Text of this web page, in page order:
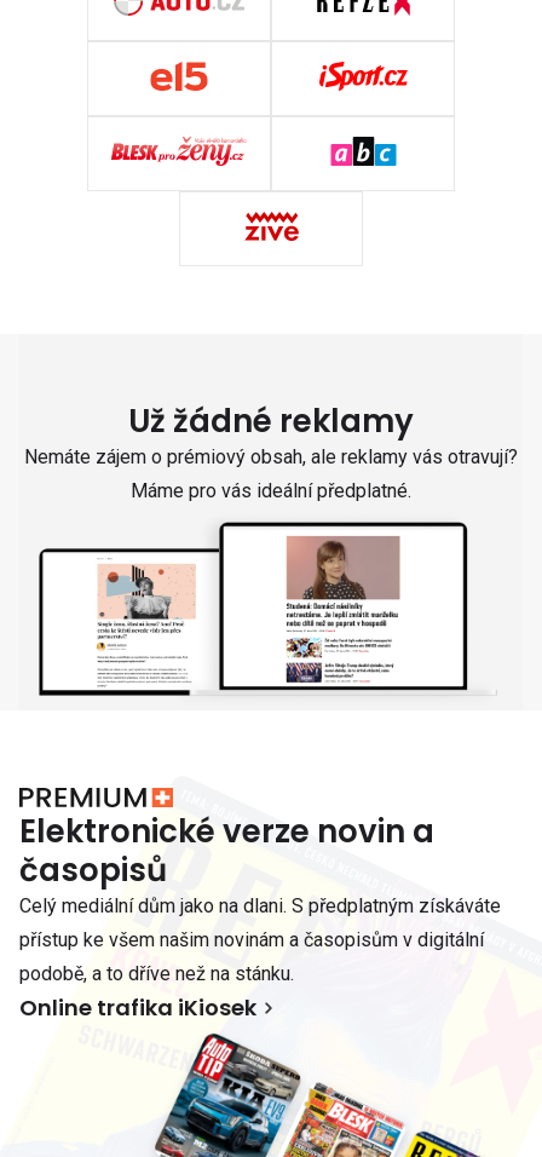
Už žádné reklamy
Nemáte zájem o prémiový obsah, ale reklamy vás otravují?
Máme pro vás ideální předplatné.
Elektronické verze novin a
časopisů
Celý mediální dům jako na dlani. S předplatným získáváte
přístup ke všem našim novinám a časopisům v digitální
podobě, a to dříve než na stánku.
Online trafika iKiosek